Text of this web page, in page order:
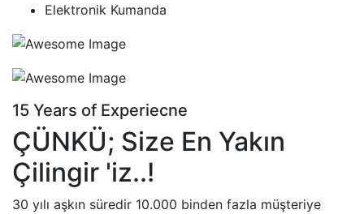
Elektronik Kumanda
15 Years of Experiecne
ÇÜNKÜ; Size En Yakın
Çilingir 'iz..!
30 yılı aşkın süredir 10.000 binden fazla müşteriye